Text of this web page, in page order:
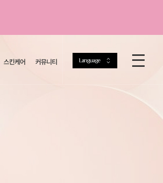
스킨케어 커뮤니티 Language